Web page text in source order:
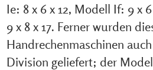
Ie: 8 x 6 x 12, Modell If: 9 x
9 x 8 x 17. Ferner wurden
Handrechenmaschinen
Division geliefert; der